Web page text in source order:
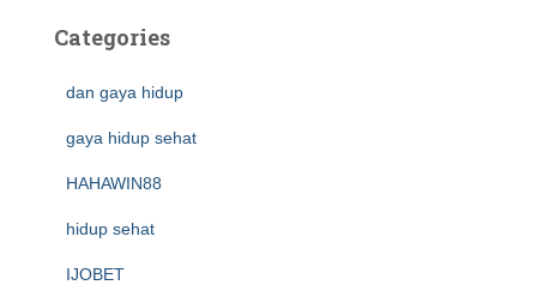
Categories
dan gaya hidup
gaya hidup sehat
HAHAWIN88
hidup sehat
IJOBET